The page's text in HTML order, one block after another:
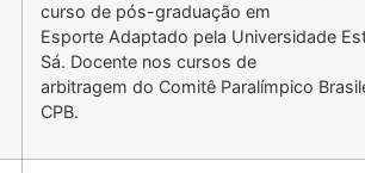
curso de pós-graduação em
Esporte Adaptado pela Universidade
Sá. Docente nos cursos de
arbitragem do Comitê Paralímpico
CPB.